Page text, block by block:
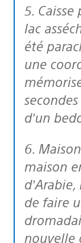
5. Caisse parachutée : dans un petit
lac
été
une
d’un
6. Maison de Lawrence : près de la
maison
de faire
nouvelle